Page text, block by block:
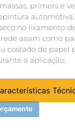
primers e
no lixamento
assim como
costado de papel
a aplicação.